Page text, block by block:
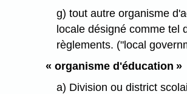
g) tout autre organisme
locale désigné comme tel
règlements. ("local
« organisme d'éducation »
a) Division ou district